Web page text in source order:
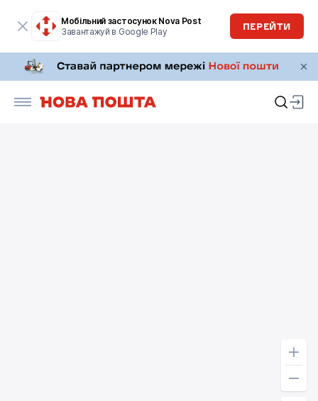
Мобільний застосунок Nova Post
Завантажуй в Google Play
ПЕРЕЙТИ